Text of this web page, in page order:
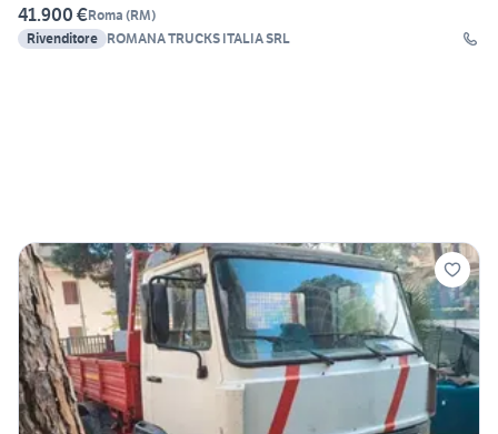
41.900 €Roma (RM)
Rivenditore ROMANA TRUCKS ITALIA SRL